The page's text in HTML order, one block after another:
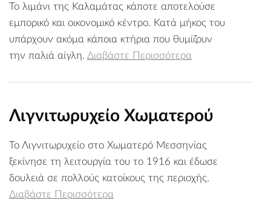
Το λιμάνι της Καλαμάτας κάποτε αποτελούσε
εμπορικό και οικονομικό κέντρο. Κατά μήκος του
υπάρχουν ακόμα κάποια κτήρια που θυμίζουν
την παλιά αίγλη. Διαβάστε Περισσότερα
Λιγνιτωρυχείο Χωματερού
Το Λιγνιτωρυχείο στο Χωματερό Μεσσηνίας
ξεκίνησε τη λειτουργία του το 1916 και έδωσε
δουλειά σε πολλούς κατοίκους της περιοχής.
Διαβάστε Περισσότερα